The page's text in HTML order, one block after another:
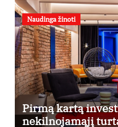
Naudinga žinoti
Pirmą kartą
nekilnojamąjį